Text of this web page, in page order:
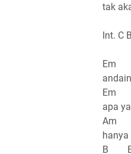
tak
Int. C
Em
Em
apa
Am
B